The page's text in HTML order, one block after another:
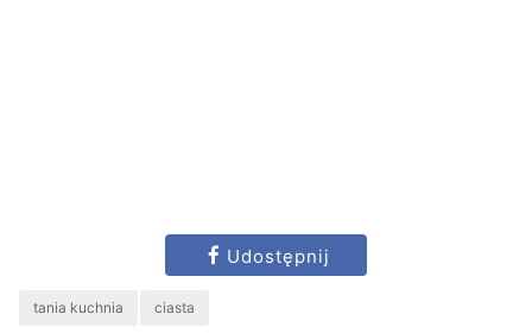
Udostępnij
tania kuchnia ciasta